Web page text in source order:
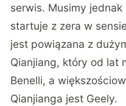
serwis. Musimy
startuje z zera w
jest powiązana z
Qianjiang, który od lat
Benelli, a
Qianjianga jest Geely.